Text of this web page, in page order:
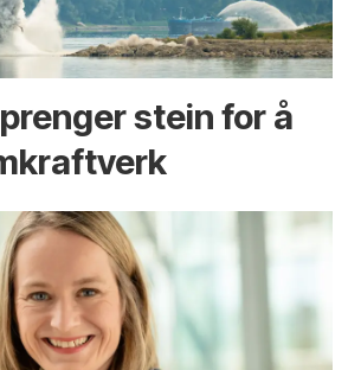
stein for å